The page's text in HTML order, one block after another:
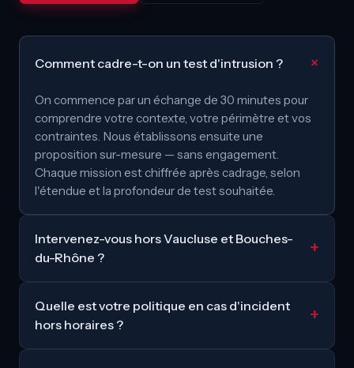
Comment cadre-t-on un test d'intrusion ?
On commence par un échange de 30 minutes pour
comprendre votre contexte, votre périmètre et vos
contraintes. Nous établissons ensuite une
proposition sur-mesure — sans engagement.
Chaque mission est chiffrée après cadrage, selon
l'étendue et la profondeur de test souhaitée.
Intervenez-vous hors Vaucluse et Bouches-
du-Rhône ?
Quelle est votre politique en cas d'incident
hors horaires ?